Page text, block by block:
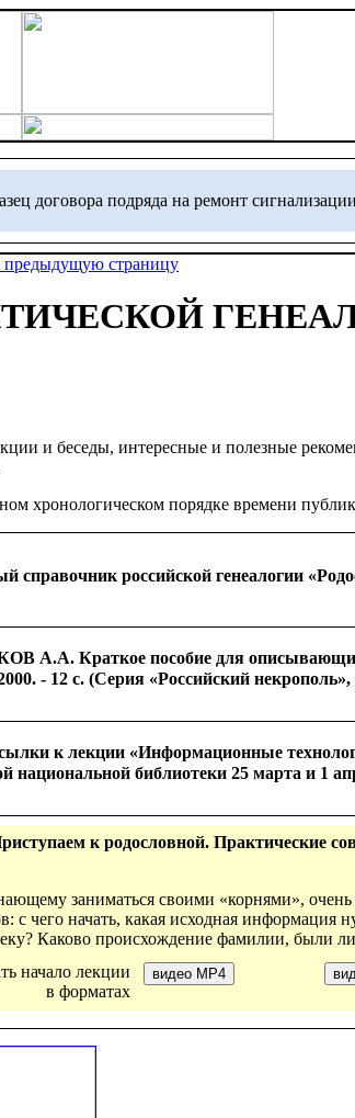
договора подряда на ремонт
страницу
и беседы, интересные и полезные
хронологическом порядке времени
справочник российской генеалогии
Краткое пособие для описывающих
- 12 с. (Серия «Российский
к лекции «Информационные
национальной библиотеки 25 марта и 1
к родословной. Практические
заниматься своими «корнями»,
с чего начать, какая исходная информация
Каково происхождение фамилии, были
начало лекции
в форматах